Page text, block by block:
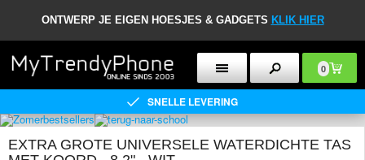
ONTWERP JE EIGEN HOESJES & GADGETS KLIK HIER
0
SNELLE LEVERING
EXTRA GROTE UNIVERSELE WATERDICHTE TAS